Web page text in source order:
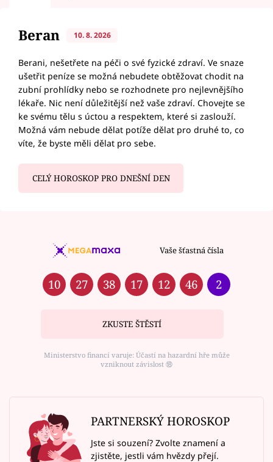
Beran 10. 8. 2026
Berani, nešetřete na péči o své fyzické zdraví. Ve snaze
ušetřit peníze se možná nebudete obtěžovat chodit na
zubní prohlídky nebo se rozhodnete pro nejlevnějšího
lékaře. Nic není důležitější než vaše zdraví. Chovejte se
ke svému tělu s úctou a respektem, které si zaslouží.
Možná vám nebude dělat potíže dělat pro druhé to, co
víte, že byste měli dělat pro sebe.
CELÝ HOROSKOP PRO DNEŠNÍ DEN
Vaše šťastná čísla
10 27 38 17 12 46 2
ZKUSTE ŠTĚSTÍ
Ministerstvo financí varuje: Účastí na hazardní hře může
vzniknout závislost ⑱
PARTNERSKÝ HOROSKOP
Jste si souzení? Zvolte znamení a
zjistěte, jestli vám hvězdy přejí.